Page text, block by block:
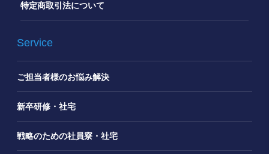
特定商取引法について
Service
ご担当者様のお悩み解決
新卒研修・社宅
戦略のための社員寮・社宅